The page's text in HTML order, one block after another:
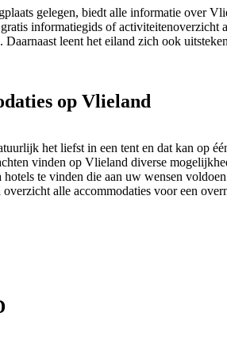
gelegen, biedt alle informatie over
informatiegids of activiteitenoverzicht
leent het eiland zich ook
op Vlieland
het liefst in een tent en dat kan op
vinden op Vlieland diverse
te vinden die aan uw wensen
alle accommodaties voor een